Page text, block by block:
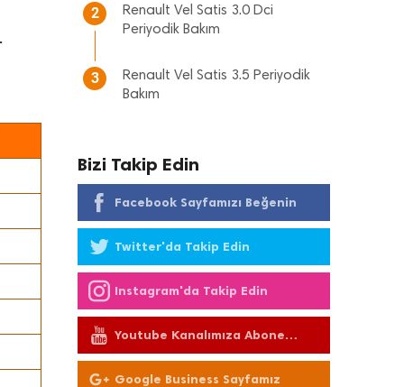
2
Renault Vel Satis 3.0 Dci
Periyodik Bakım
3
Renault Vel Satis 3.5 Periyodik
Bakım
Bizi Takip Edin
Facebook Sayfamızı Beğenin
Twitter'da Takip Edin
Instagram'da Takip Edin
Youtube Kanalımıza Abone
Olun
Google Business Sayfamız